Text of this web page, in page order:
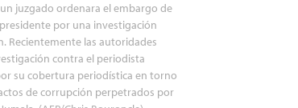
juzgado ordenara el embargo de
por una investigación
Recientemente las autoridades
contra el periodista
su cobertura periodística en torno
de corrupción perpetrados por